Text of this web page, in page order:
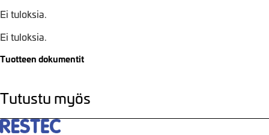
Ei tuloksia.
Ei tuloksia.
Tuotteen dokumentit
Tutustu myös